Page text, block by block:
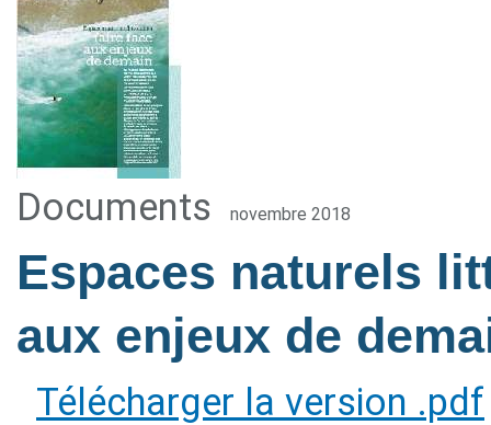
Documents novembre 2018
Espaces naturels
aux enjeux de
Télécharger la version .pdf